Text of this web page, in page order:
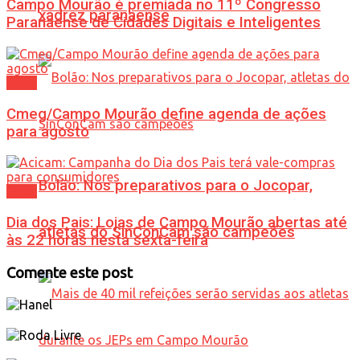
xadrez paranaense
Bolão: Nos preparativos para o Jocopar,
atletas do SinConCam são campeões
Campo Mourão é premiada no 11º Congresso
Paranaense de Cidades Digitais e Inteligentes
Cmeg/Campo Mourão define agenda de ações
para agosto
Dia dos Pais: Lojas de Campo Mourão abertas até
às 22 horas nesta sexta-feira
Comente este post